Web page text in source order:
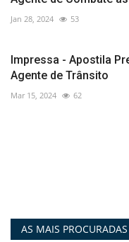
Jan 28, 2024 53
Impressa - Apostila
Agente de Trânsito
Mar 15, 2024 62
AS MAIS PROCURADAS